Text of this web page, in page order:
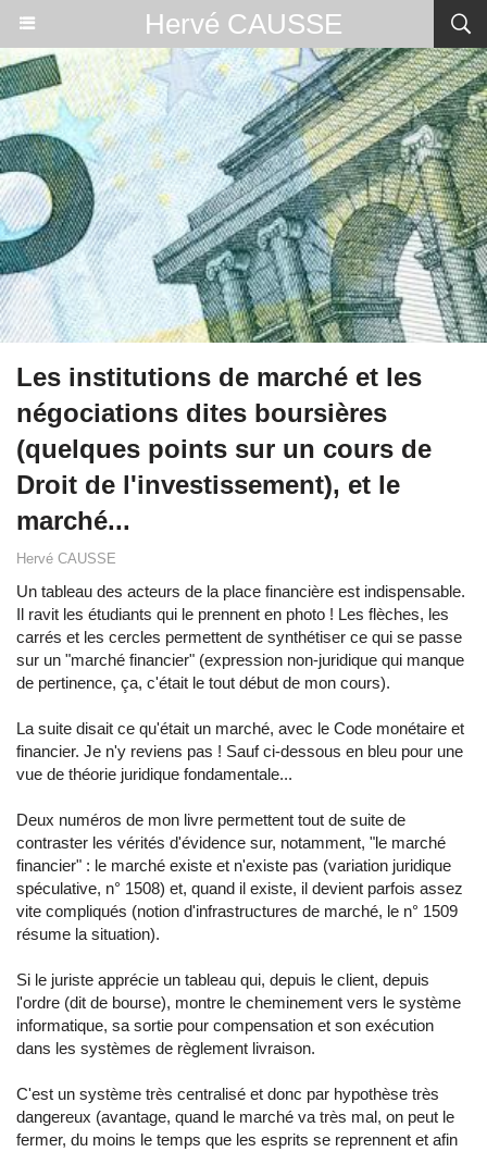
Hervé CAUSSE
Les institutions de marché et les
négociations dites boursières
(quelques points sur un cours de
Droit de l'investissement), et le
marché...
Hervé CAUSSE
Un tableau des acteurs de la place financière est indispensable.
Il ravit les étudiants qui le prennent en photo ! Les flèches, les
carrés et les cercles permettent de synthétiser ce qui se passe
sur un "marché financier" (expression non-juridique qui manque
de pertinence, ça, c'était le tout début de mon cours).
La suite disait ce qu'était un marché, avec le Code monétaire et
financier. Je n'y reviens pas ! Sauf ci-dessous en bleu pour une
vue de théorie juridique fondamentale...
Deux numéros de mon livre permettent tout de suite de
contraster les vérités d'évidence sur, notamment, "le marché
financier" : le marché existe et n'existe pas (variation juridique
spéculative, n° 1508) et, quand il existe, il devient parfois assez
vite compliqués (notion d'infrastructures de marché, le n° 1509
résume la situation).
Si le juriste apprécie un tableau qui, depuis le client, depuis
l'ordre (dit de bourse), montre le cheminement vers le système
informatique, sa sortie pour compensation et son exécution
dans les systèmes de règlement livraison.
C'est un système très centralisé et donc par hypothèse très
dangereux (avantage, quand le marché va très mal, on peut le
fermer, du moins le temps que les esprits se reprennent et afin